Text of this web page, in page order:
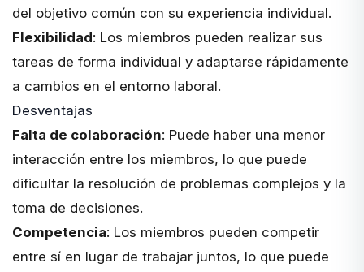
del objetivo común con su experiencia individual.
Flexibilidad: Los miembros pueden realizar sus
tareas de forma individual y adaptarse rápidamente
a cambios en el entorno laboral.
Desventajas
Falta de colaboración: Puede haber una menor
interacción entre los miembros, lo que puede
dificultar la resolución de problemas complejos y la
toma de decisiones.
Competencia: Los miembros pueden competir
entre sí en lugar de trabajar juntos, lo que puede